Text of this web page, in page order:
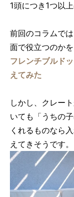
1頭につき1つ以上
前回のコラムで
面で役立つのか
フレンチブルド
えてみた
しかし、クレー
いても「 うちの
くれるものなら
えてきそうです。